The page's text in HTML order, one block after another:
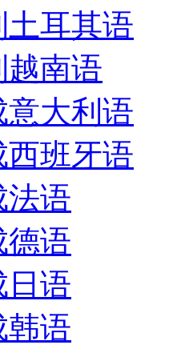
耳其语
南语
大利语
班牙语
法语
德语
日语
韩语